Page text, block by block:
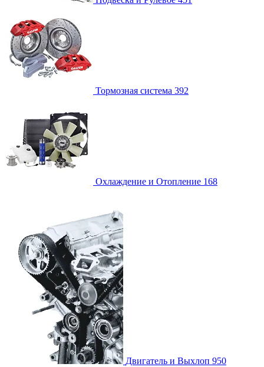
Тормозная система 392
Охлаждение и Отопление 168
Двигатель и Выхлоп 950